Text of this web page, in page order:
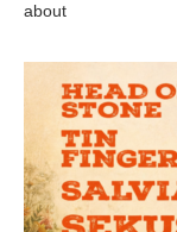
about